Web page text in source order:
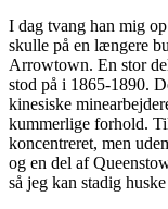
I dag tvang han mig
skulle på en længere
Arrowtown. En stor
stod på i 1865-1890.
kinesiske
kummerlige forhold.
koncentreret, men
og en del af
så jeg kan stadig